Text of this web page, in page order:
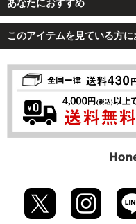
あなたにおすすめ
このアイテムを見ている方に